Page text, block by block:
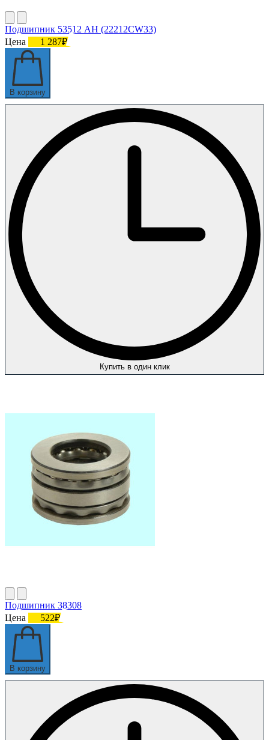
Подшипник 53512 AН (22212CW33)
Цена
1 287₽
В корзину
Купить в один клик
Подшипник 38308
Цена
522₽
В корзину